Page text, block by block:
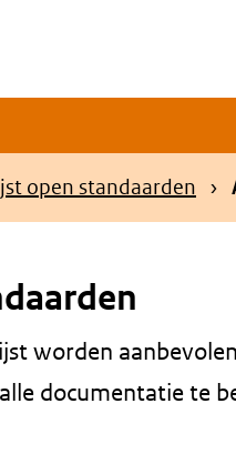
open standaarden
worden
documentatie te